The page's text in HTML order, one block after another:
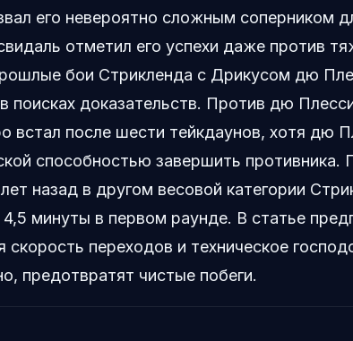
его невероятно сложным соперником
отметил его успехи даже против
бои Стрикленда с Дрикусом дю
поисках доказательств. Против дю
встал после шести тейкдаунов, хотя дю
способностью завершить противника.
назад в другом весовой категории
минуты в первом раунде. В статье
скорость переходов и техническое
предотвратят чистые побеги.